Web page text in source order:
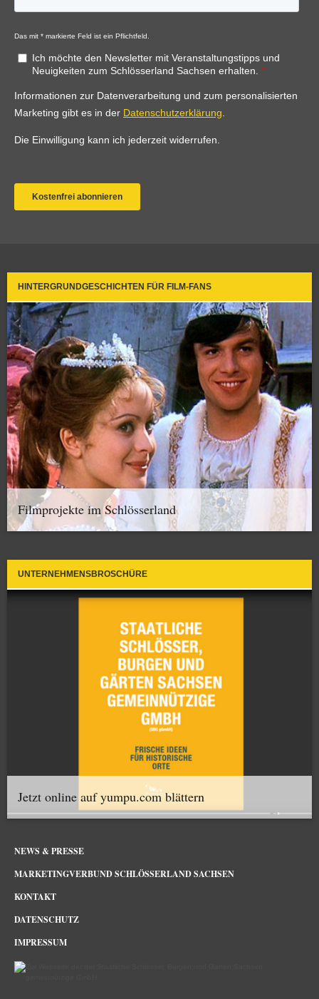
HINTERGRUNDGESCHICHTEN FÜR FILM-FANS
Filmprojekte im Schlösserland
UNTERNEHMENSBROSCHÜRE
Jetzt online auf yumpu.com blättern
NEWS & PRESSE
MARKETINGVERBUND SCHLÖSSERLAND SACHSEN
KONTAKT
DATENSCHUTZ
IMPRESSUM